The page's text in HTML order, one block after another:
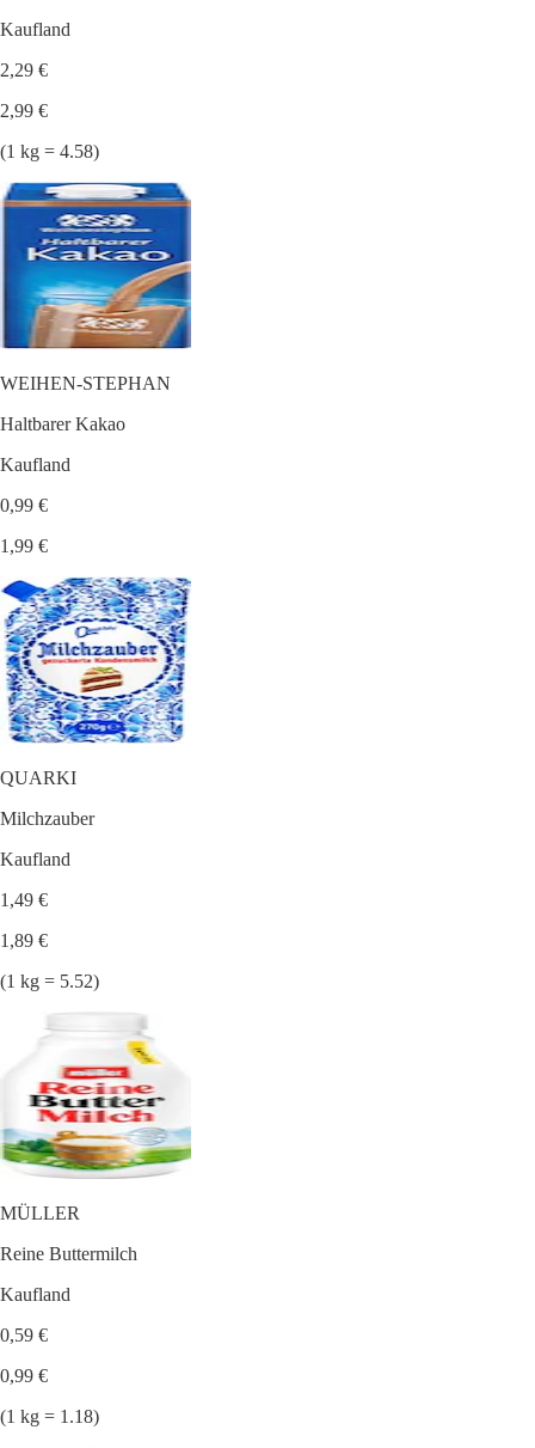
Kaufland
2,29 €
2,99 €
(1 kg = 4.58)
WEIHEN-STEPHAN
Haltbarer Kakao
Kaufland
0,99 €
1,99 €
QUARKI
Milchzauber
Kaufland
1,49 €
1,89 €
(1 kg = 5.52)
MÜLLER
Reine Buttermilch
Kaufland
0,59 €
0,99 €
(1 kg = 1.18)